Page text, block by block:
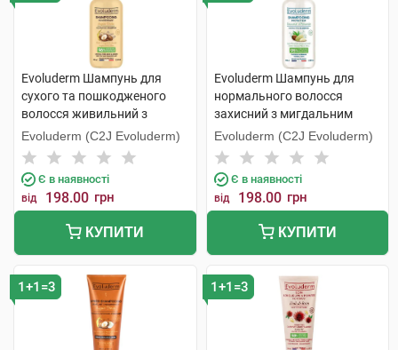
Evoluderm Шампунь для
сухого та пошкодженого
волосся живильний з
аргановою олією 100 мл 1
флакон
Evoluderm (C2J Evoluderm)
Є в наявності
від 198.00 грн
КУПИТИ
Evoluderm Шампунь для
нормального волосся
захисний з мигдальним
молоком 100 мл 1 флакон
Evoluderm (C2J Evoluderm)
Є в наявності
від 198.00 грн
КУПИТИ
1+1=3 1+1=3